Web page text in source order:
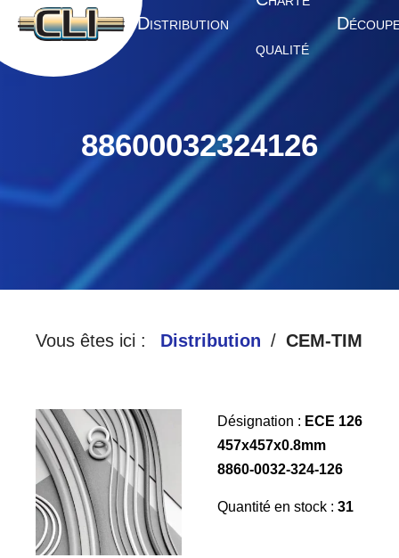
A CCUEIL DISTRIBUTION
QUALITÉ
D
88600032324126
Vous êtes ici : Distribution CEM-TIM
Désignation : ECE 126
457x457x0.8mm
8860-0032-324-126
Quantité en stock : 31